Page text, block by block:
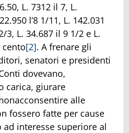
L. 7312 il 7, L.
l’8 1/11, L. 142.031
3, L. 34.687 il 9 1/2 e L.
cento[2]. A frenare gli
senatori e presidenti
dovevano,
carica, giurare
alle
fossero fatte per cause
ad interesse superiore al